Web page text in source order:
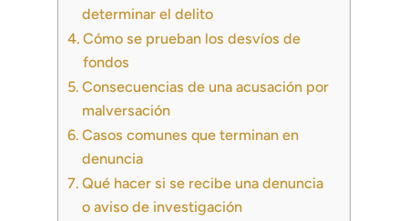
determinar el delito
Cómo se prueban los desvíos de
fondos
Consecuencias de una acusación por
malversación
Casos comunes que terminan en
denuncia
Qué hacer si se recibe una denuncia
o aviso de investigación